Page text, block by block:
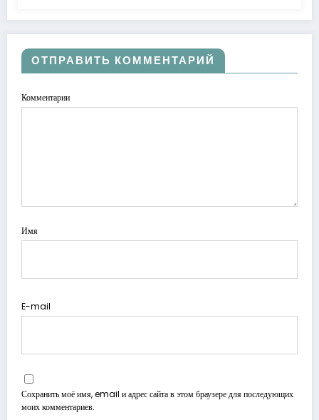
ОТПРАВИТЬ КОММЕНТАРИЙ
Комментарии
Имя
E-mail
Сохранить моё имя, email и адрес сайта в этом браузере для последующих
моих комментариев.